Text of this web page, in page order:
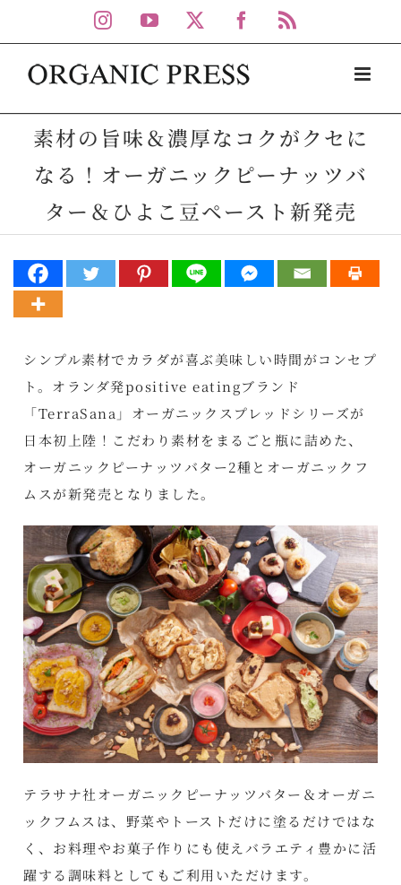
to
content
Instagram
YouTube Facebook
素材の旨味＆濃厚なコクがクセに
なる！オーガニックピーナッツバ
ター＆ひよこ豆ペースト新発売
シンプル素材でカラダが喜ぶ美味しい時間がコンセプ
ト。オランダ発positive eatingブランド
「TerraSana」オーガニックスプレッドシリーズが
日本初上陸！こだわり素材をまるごと瓶に詰めた、
オーガニックピーナッツバター2種とオーガニックフ
ムスが新発売となりました。
テラサナ社オーガニックピーナッツバター＆オーガニ
ックフムスは、野菜やトーストだけに塗るだけではな
く、お料理やお菓子作りにも使えバラエティ豊かに活
躍する調味料としてもご利用いただけます。